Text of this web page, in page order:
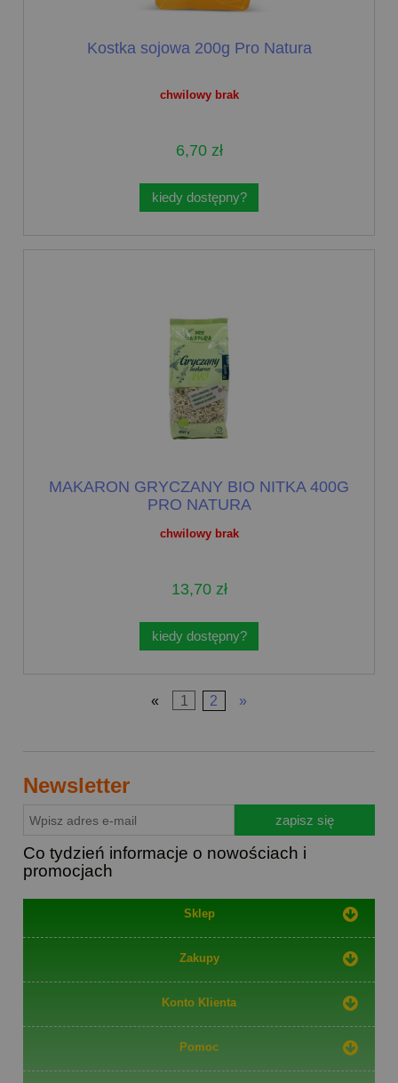
chwilowy brak
Kostka sojowa 200g Pro Natura
6,70 zł
kiedy dostępny?
chwilowy brak
MAKARON GRYCZANY BIO NITKA 400G
PRO NATURA
13,70 zł
kiedy dostępny?
« 1 2 »
Newsletter
zapisz się
Co tydzień informacje o nowościach i
promocjach
Sklep
Zakupy
Konto Klienta
Pomoc